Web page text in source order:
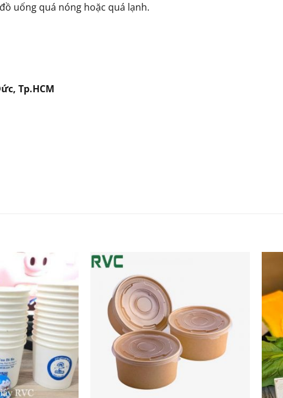
uống quá nóng hoặc quá lạnh.
Tp.HCM